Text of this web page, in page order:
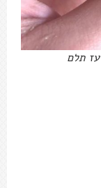
עז תלם